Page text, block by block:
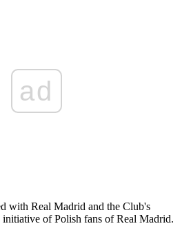
ad
with Real Madrid and the Club's
initiative of Polish fans of Real Madrid.